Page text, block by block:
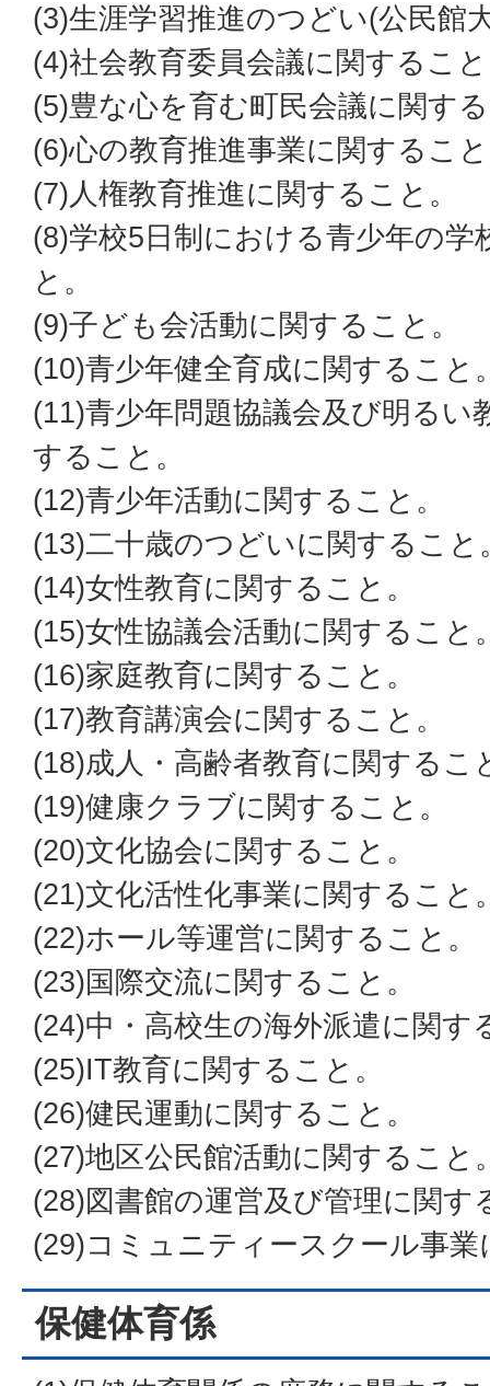
(3)生涯学習推進のつどい(公民館
(4)社会教育委員会議に関するこ
(5)豊な心を育む町民会議に関す
(6)心の教育推進事業に関するこ
(7)人権教育推進に関すること。
(8)学校5日制における青少年の学
と。
(9)子ども会活動に関すること。
(10)青少年健全育成に関すること
(11)青少年問題協議会及び明るい
すること。
(12)青少年活動に関すること。
(13)二十歳のつどいに関すること
(14)女性教育に関すること。
(15)女性協議会活動に関すること
(16)家庭教育に関すること。
(17)教育講演会に関すること。
(18)成人・高齢者教育に関するこ
(19)健康クラブに関すること。
(20)文化協会に関すること。
(21)文化活性化事業に関すること
(22)ホール等運営に関すること。
(23)国際交流に関すること。
(24)中・高校生の海外派遣に関す
(25)IT教育に関すること。
(26)健民運動に関すること。
(27)地区公民館活動に関すること
(28)図書館の運営及び管理に関す
(29)コミュニティースクール事
保健体育係